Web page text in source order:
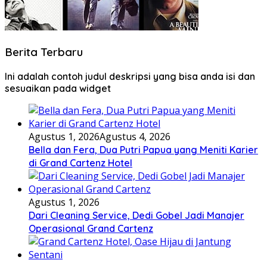
Berita Terbaru
Ini adalah contoh judul deskripsi yang bisa anda isi dan
sesuaikan pada widget
Agustus 1, 2026Agustus 4, 2026
Bella dan Fera, Dua Putri Papua yang Meniti Karier
di Grand Cartenz Hotel
Agustus 1, 2026
Dari Cleaning Service, Dedi Gobel Jadi Manajer
Operasional Grand Cartenz